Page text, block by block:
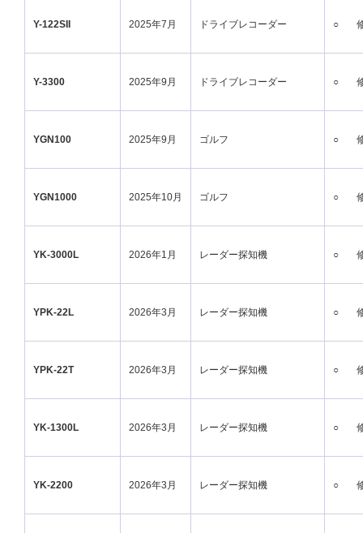
Y-122SII 2025年7月 ドライブレコーダー ○
Y-3300 2025年9月 ドライブレコーダー ○
YGN100 2025年9月 ゴルフ ○
YGN1000 2025年10月 ゴルフ ○
YK-3000L 2026年1月 レーダー探知機 ○
YPK-22L 2026年3月 レーダー探知機 ○
YPK-22T 2026年3月 レーダー探知機 ○
YK-1300L 2026年3月 レーダー探知機 ○
YK-2200 2026年3月 レーダー探知機 ○